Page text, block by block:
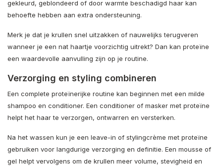
gekleurd, geblondeerd of door warmte beschadigd haar kan
behoefte hebben aan extra ondersteuning.
Merk je dat je krullen snel uitzakken of nauwelijks terugveren
wanneer je een nat haartje voorzichtig uitrekt? Dan kan proteïne
een waardevolle aanvulling zijn op je routine.
Verzorging en styling combineren
Een complete proteïnerijke routine kan beginnen met een milde
shampoo en conditioner. Een conditioner of masker met proteïne
helpt het haar te verzorgen, ontwarren en versterken.
Na het wassen kun je een leave-in of stylingcrème met proteïne
gebruiken voor langdurige verzorging en definitie. Een mousse of
gel helpt vervolgens om de krullen meer volume, stevigheid en